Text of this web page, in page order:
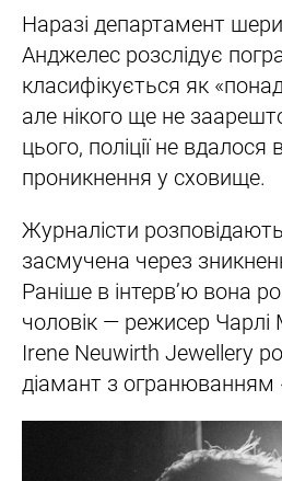
Наразі департамент
Анджелес розслідує
класифікується як
але нікого ще не
цього, поліції не вдалося
проникнення у сховище.
Журналісти
засмучена через
Раніше в інтерв’ю вона
чоловік — режисер
Irene Neuwirth Jewellery
діамант з огранюванням